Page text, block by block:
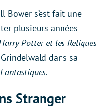
Bower s’est fait une
plusieurs années
Potter et les Reliques
dans sa
.
Stranger